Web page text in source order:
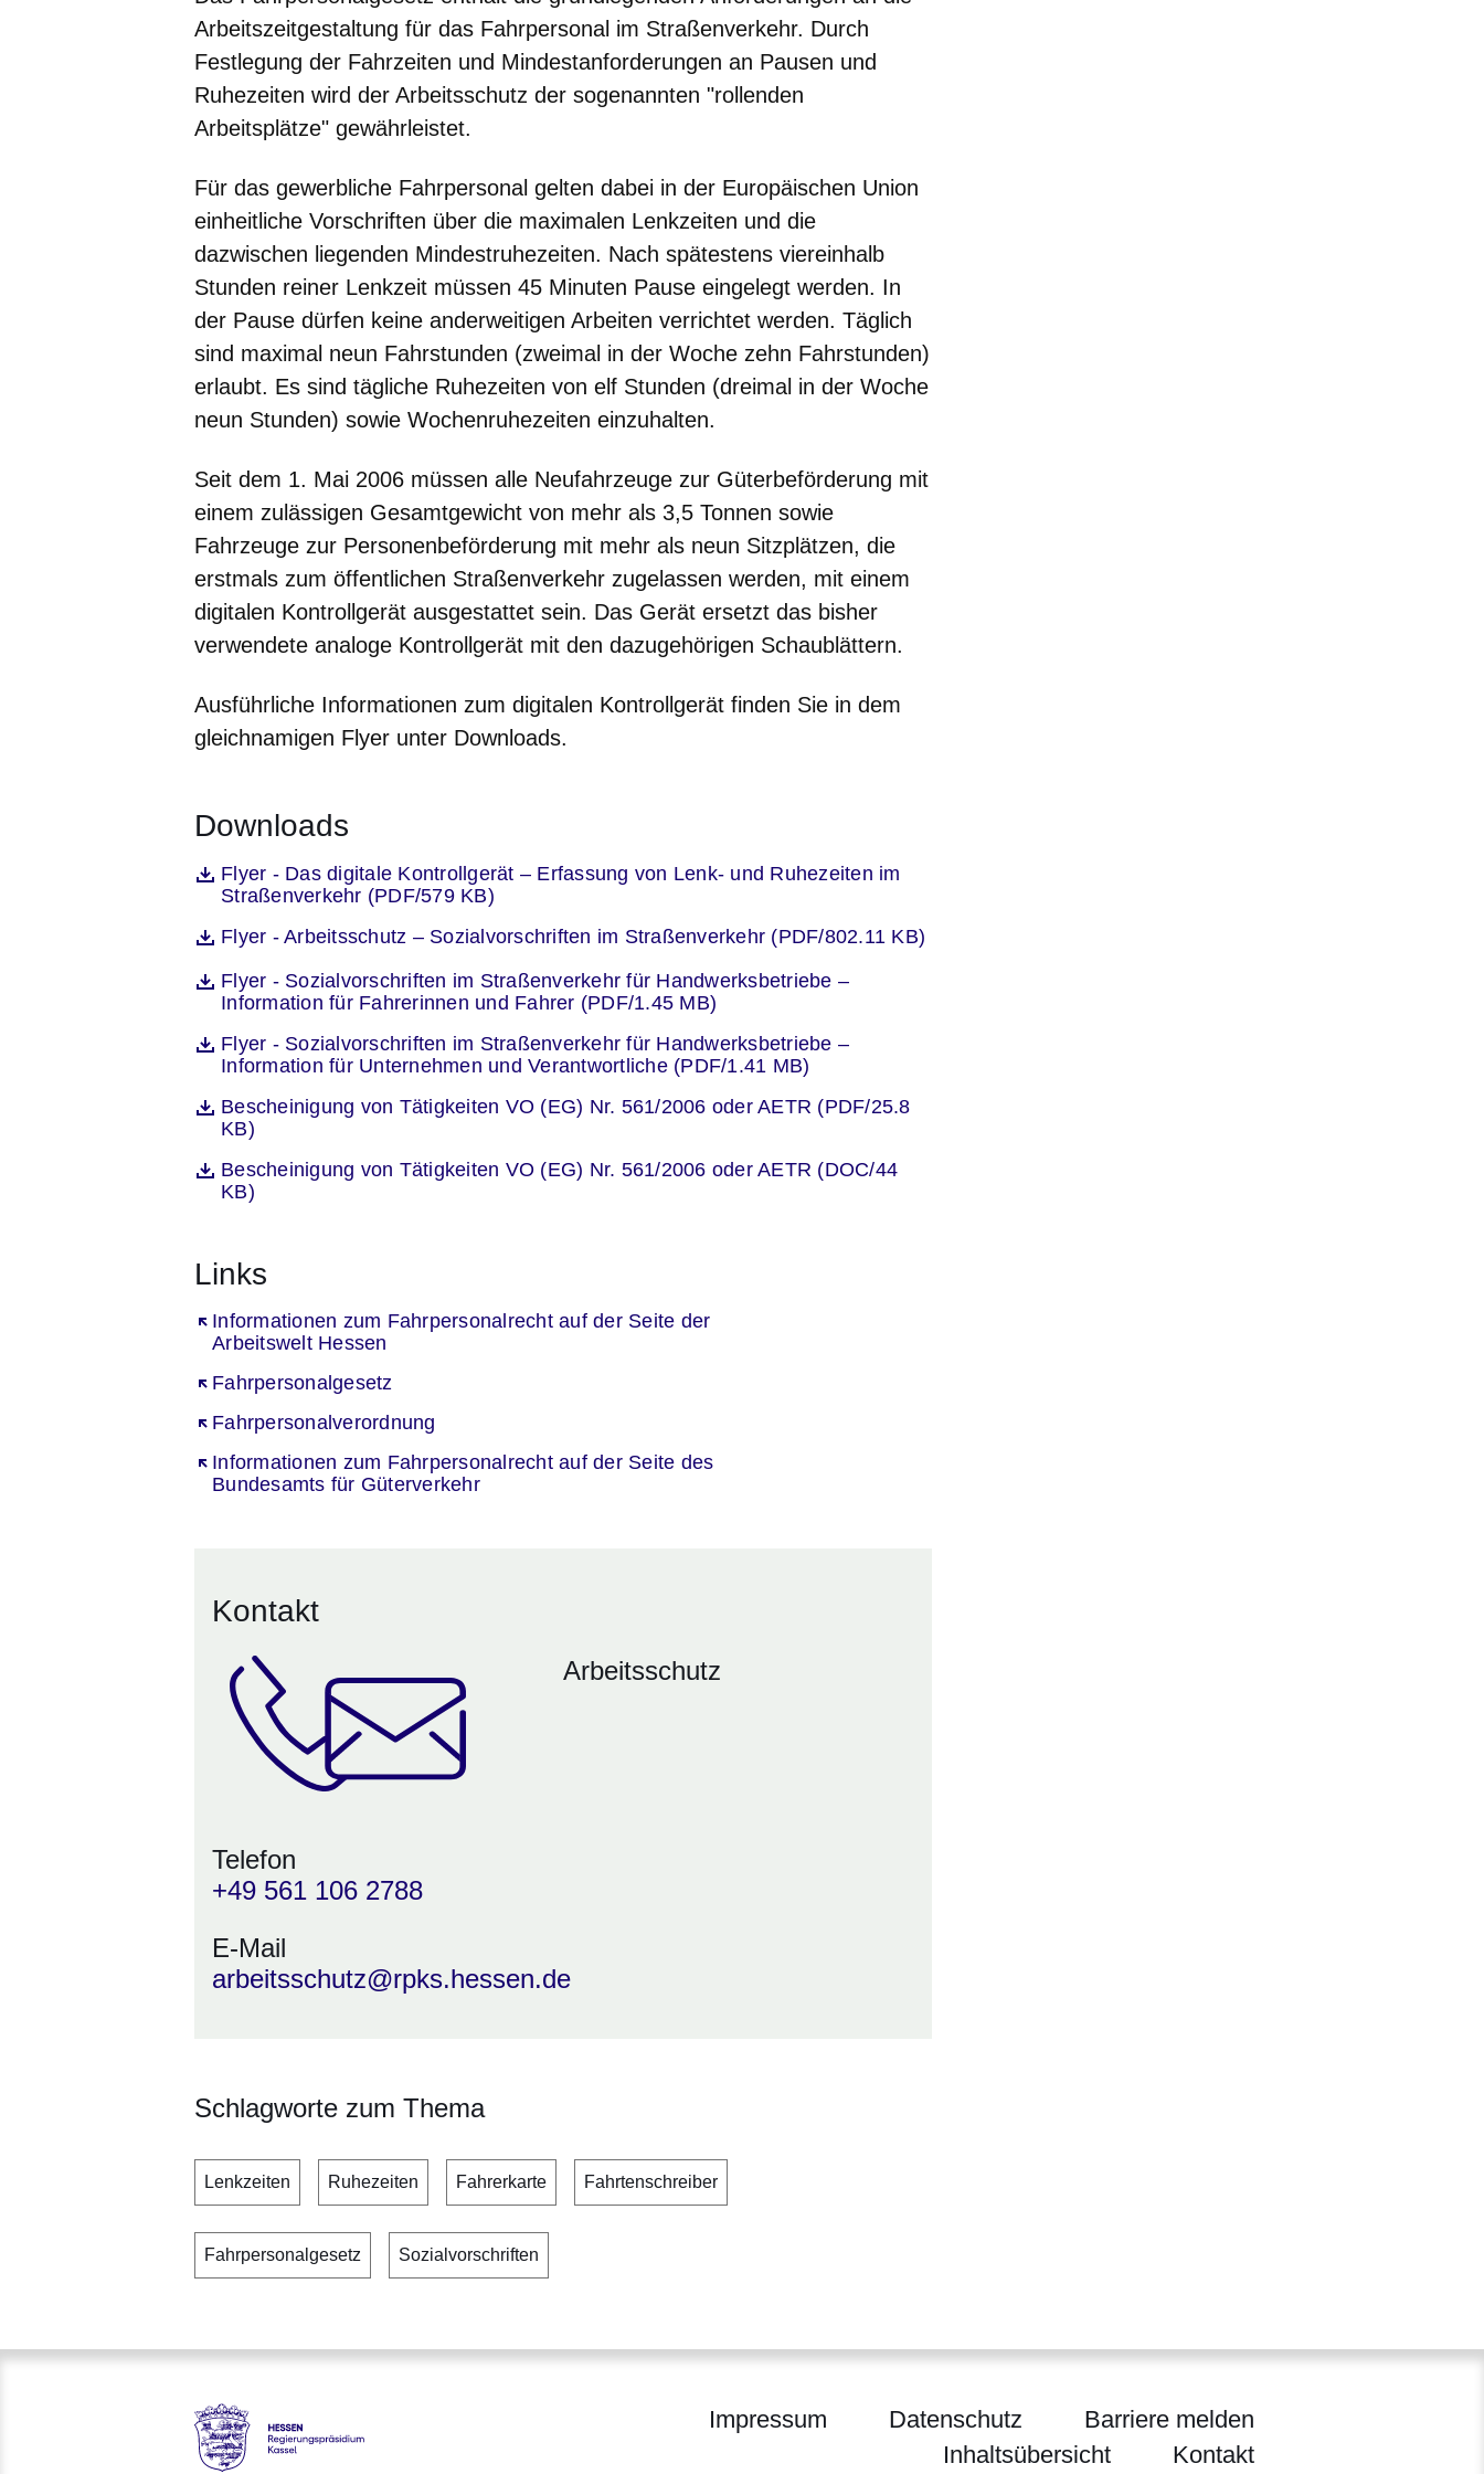
Arbeitszeitgestaltung für das Fahrpersonal im Straßenverkehr. Durch
Festlegung der Fahrzeiten und Mindestanforderungen an Pausen und
Ruhezeiten wird der Arbeitsschutz der sogenannten "rollenden
Arbeitsplätze" gewährleistet.
Für das gewerbliche Fahrpersonal gelten dabei in der Europäischen Union
einheitliche Vorschriften über die maximalen Lenkzeiten und die
dazwischen liegenden Mindestruhezeiten. Nach spätestens viereinhalb
Stunden reiner Lenkzeit müssen 45 Minuten Pause eingelegt werden. In
der Pause dürfen keine anderweitigen Arbeiten verrichtet werden. Täglich
sind maximal neun Fahrstunden (zweimal in der Woche zehn Fahrstunden)
erlaubt. Es sind tägliche Ruhezeiten von elf Stunden (dreimal in der Woche
neun Stunden) sowie Wochenruhezeiten einzuhalten.
Seit dem 1. Mai 2006 müssen alle Neufahrzeuge zur Güterbeförderung mit
einem zulässigen Gesamtgewicht von mehr als 3,5 Tonnen sowie
Fahrzeuge zur Personenbeförderung mit mehr als neun Sitzplätzen, die
erstmals zum öffentlichen Straßenverkehr zugelassen werden, mit einem
digitalen Kontrollgerät ausgestattet sein. Das Gerät ersetzt das bisher
verwendete analoge Kontrollgerät mit den dazugehörigen Schaublättern.
Ausführliche Informationen zum digitalen Kontrollgerät finden Sie in dem
gleichnamigen Flyer unter Downloads.
Downloads
DateiFlyer - Das digitale Kontrollgerät – Erfassung von Lenk- und Ruhezeiten im
Straßenverkehr (PDF/579 KB)
Öffnet sich in einem neuen Fenster
DateiFlyer - Arbeitsschutz – Sozialvorschriften im Straßenverkehr (PDF/802.11 KB)
Öffnet sich in einem neuen Fenster
DateiFlyer - Sozialvorschriften im Straßenverkehr für Handwerksbetriebe –
Information für Fahrerinnen und Fahrer (PDF/1.45 MB)
Öffnet sich in einem neuen Fenster
DateiFlyer - Sozialvorschriften im Straßenverkehr für Handwerksbetriebe –
Information für Unternehmen und Verantwortliche (PDF/1.41 MB)
Öffnet sich in einem neuen Fenster
DateiBescheinigung von Tätigkeiten VO (EG) Nr. 561/2006 oder AETR (PDF/25.8
KB)
Öffnet sich in einem neuen Fenster
DateiBescheinigung von Tätigkeiten VO (EG) Nr. 561/2006 oder AETR (DOC/44
KB)
Öffnet sich in einem neuen Fenster
Links
Informationen zum Fahrpersonalrecht auf der Seite der
Arbeitswelt Hessen
Öffnet sich in einem neuen Fenster
Fahrpersonalgesetz
Öffnet sich in einem neuen Fenster
Fahrpersonalverordnung
Öffnet sich in einem neuen Fenster
Informationen zum Fahrpersonalrecht auf der Seite des
Bundesamts für Güterverkehr
Öffnet sich in einem neuen Fenster
Kontakt
Arbeitsschutz
Telefon
+49 561 106 2788
E-Mail
arbeitsschutz@rpks.hessen.de
Schlagworte zum Thema
Lenkzeiten Ruhezeiten Fahrerkarte Fahrtenschreiber
Fahrpersonalgesetz Sozialvorschriften
Impressum Datenschutz
Barriere melden
Inhaltsübersicht
Kontakt